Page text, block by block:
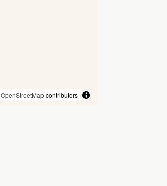
OpenStreetMapcontributors